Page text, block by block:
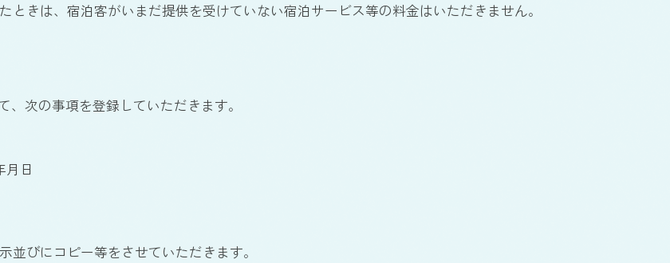
きは、宿泊客がいまだ提供を受けていない宿泊サービス等の料金はいただきません。
次の事項を登録していただきます。
月日
びにコピー等をさせていただきます。